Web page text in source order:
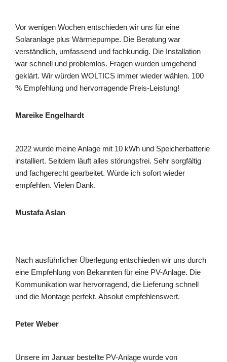
Vor wenigen Wochen entschieden wir uns für eine
Solaranlage plus Wärmepumpe. Die Beratung war
verständlich, umfassend und fachkundig. Die Installation
war schnell und problemlos. Fragen wurden umgehend
geklärt. Wir würden WOLTICS immer wieder wählen. 100
% Empfehlung und hervorragende Preis-Leistung!
Mareike Engelhardt
2022 wurde meine Anlage mit 10 kWh und Speicherbatterie
installiert. Seitdem läuft alles störungsfrei. Sehr sorgfältig
und fachgerecht gearbeitet. Würde ich sofort wieder
empfehlen. Vielen Dank.
Mustafa Aslan
Nach ausführlicher Überlegung entschieden wir uns durch
eine Empfehlung von Bekannten für eine PV-Anlage. Die
Kommunikation war hervorragend, die Lieferung schnell
und die Montage perfekt. Absolut empfehlenswert.
Peter Weber
Unsere im Januar bestellte PV-Anlage wurde von